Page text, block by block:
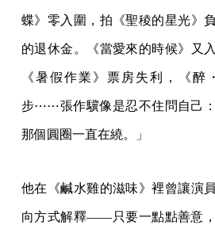
蝶》零入圍，拍《聖稜的星光》
的退休金。《當愛來的時候》又
《暑假作業》票房失利，《醉
步⋯⋯張作驥像是忍不住問自己
那個圓圈一直在繞。」
他在《鹹水雞的滋味》裡曾讓演
向方式解釋——只要一點點善意